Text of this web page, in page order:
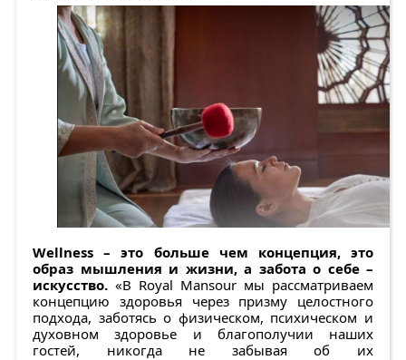
Wellness – это больше чем концепция, это
образ мышления и жизни, а забота о себе –
искусство. «В Royal Mansour мы рассматриваем
концепцию здоровья через призму целостного
подхода, заботясь о физическом, психическом и
духовном здоровье и благополучии наших
гостей, никогда не забывая об их